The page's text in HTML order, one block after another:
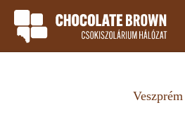
Veszprém